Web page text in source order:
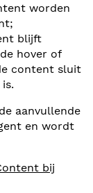
worden
blijft
hover of
content sluit
aanvullende
en wordt
bij